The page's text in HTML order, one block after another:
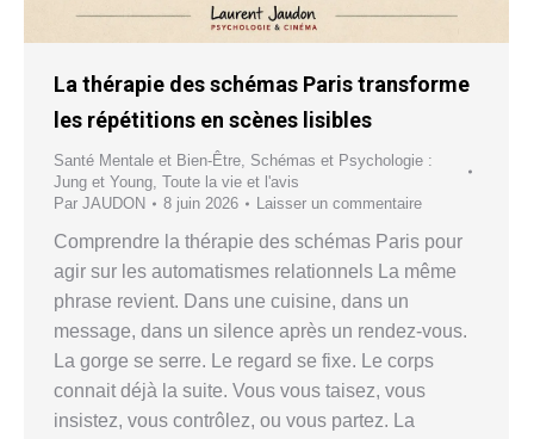
La thérapie des schémas Paris transforme
les répétitions en scènes lisibles
Santé Mentale et Bien-Être, Schémas et Psychologie :
Jung et Young, Toute la vie et l'avis
Par JAUDON 8 juin 2026 Laisser un commentaire
Comprendre la thérapie des schémas Paris pour
agir sur les automatismes relationnels La même
phrase revient. Dans une cuisine, dans un
message, dans un silence après un rendez-vous.
La gorge se serre. Le regard se fixe. Le corps
connait déjà la suite. Vous vous taisez, vous
insistez, vous contrôlez, ou vous partez. La